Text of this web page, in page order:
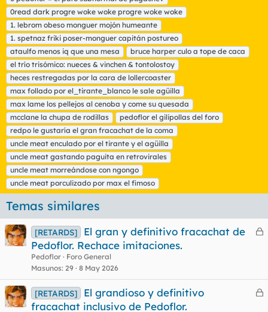
i
q
u
e
t
a
s
0read dark progre woke woke progre woke woke
1. lebrom obeso monguer mojón humeante
1. spetnaz friki poser-monguer capitán postureo
ataulfo menos iq que una mesa
bruce harper culo a tope de caca
el trío trisómico: nueces & vinchen & tontolostoy
heces restregadas por la cara de lollercoaster
max follado por el_tirante_blanco le sale agüilla
max lame los pellejos al cenoba y come su quesada
mcclane la chupa de rodillas
pedoflor el gilipollas del foro
redpo le gustaría el gran fracachat de la coma
uncle meat enculado por el tirante y el agüilla
uncle meat gastando paguita en retrovirales
uncle meat morreándose con ngongo
uncle meat porculizado por max el fimoso
Temas similares
C
a
d
[RETARDS]
El gran y definitivo fracachat de
Pedoflor. Rechace imitaciones.
Pedoflor
Foro General
Masunos 29 8 May 2026
C
[RETARDS]
El grandioso y definitivo
fracachat inclusivo de Pedoflor.